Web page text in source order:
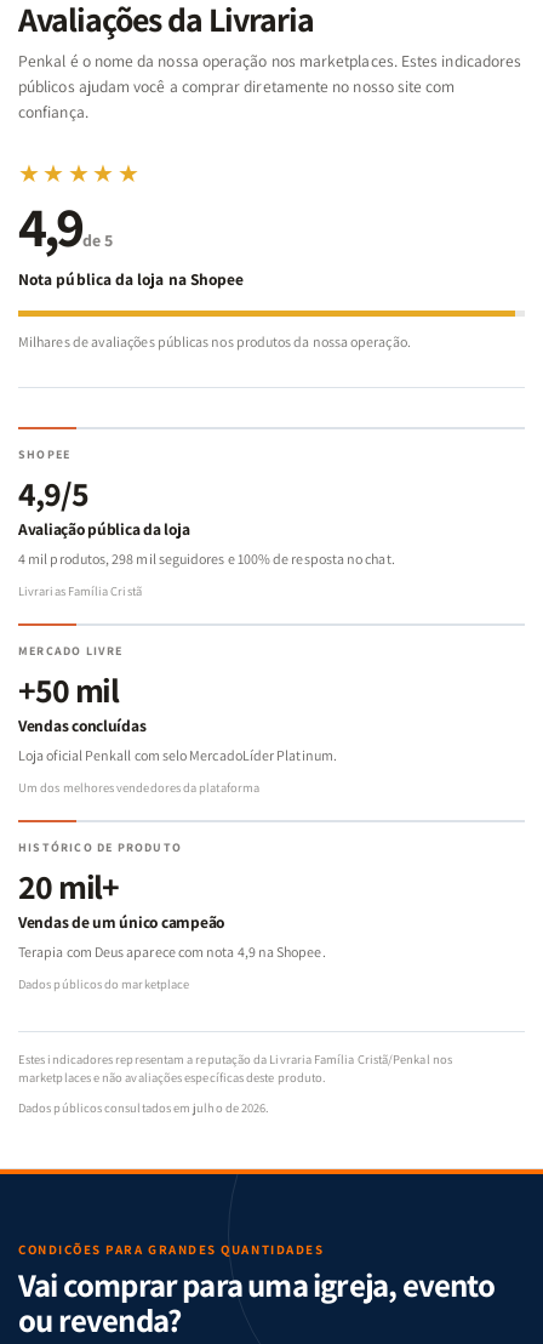
Bíblia
-
Penkal
Bíblia
-
Penkal
Avaliações da Livraria
Penkal é o nome da nossa operação nos marketplaces. Estes indicadores
públicos ajudam você a comprar diretamente no nosso site com
confiança.
★★★★★
4,9de 5
Nota pública da loja na Shopee
Milhares de avaliações públicas nos produtos da nossa operação.
SHOPEE
4,9/5
Avaliação pública da loja
4 mil produtos, 298 mil seguidores e 100% de resposta no chat.
Livrarias Família Cristã
MERCADO LIVRE
+50 mil
Vendas concluídas
Loja oficial Penkall com selo MercadoLíder Platinum.
Um dos melhores vendedores da plataforma
HISTÓRICO DE PRODUTO
20 mil+
Vendas de um único campeão
Terapia com Deus aparece com nota 4,9 na Shopee.
Dados públicos do marketplace
Estes indicadores representam a reputação da Livraria Família Cristã/Penkal nos
marketplaces e não avaliações específicas deste produto.
Dados públicos consultados em julho de 2026.
CONDIÇÕES PARA GRANDES QUANTIDADES
Vai comprar para uma igreja, evento
ou revenda?